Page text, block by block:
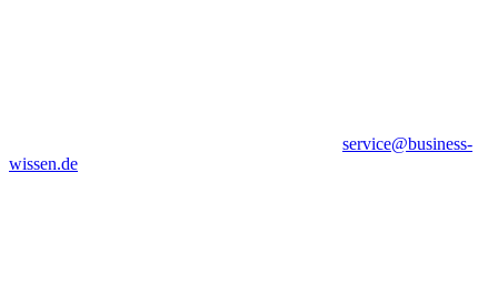
service@business-
wissen.de